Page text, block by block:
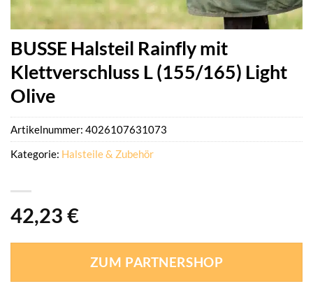
BUSSE Halsteil Rainfly mit
Klettverschluss L (155/165) Light
Olive
42,23 €
ZUM PARTNERSHOP
Artikelnummer: 4026107631073
Kategorie: Halsteile & Zubehör